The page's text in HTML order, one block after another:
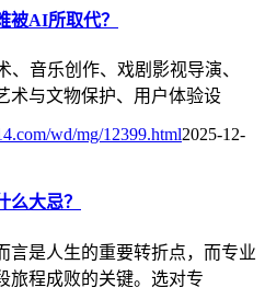
被AI所取代？
、音乐创作、戏剧影视导演、
术与文物保护、用户体验设
wd/mg/12399.html2025-12-
么大忌？
言是人生的重要转折点，而专业
旅程成败的关键。选对专